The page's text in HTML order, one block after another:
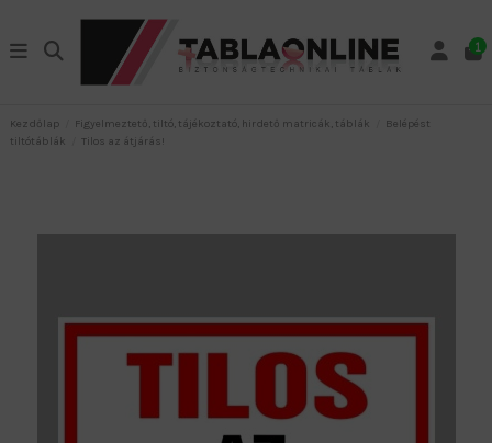
1
Kezdőlap Figyelmeztető, tiltó, tájékoztató, hirdető matricák, táblák
Belépést
tiltótáblák
Tilos az átjárás!